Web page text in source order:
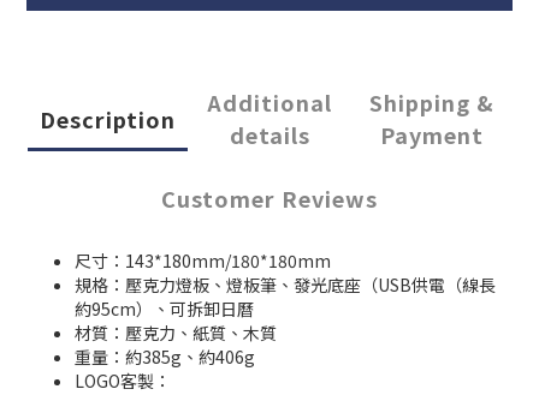
Description
Additional
details
Shipping &
Payment
Customer Reviews
尺寸：143*180mm/180*180mm
規格：壓克力燈板、燈板筆、發光底座（USB供電（線長
約95cm）、可拆卸日曆
材質：壓克力、紙質、木質
重量：約385g、約406g
LOGO客製：